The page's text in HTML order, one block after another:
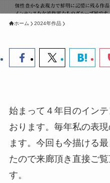
ホーム 2024年作品
始まって４年目のイン
おります。毎年私の表
ます。今回も今描ける
たので来廊頂き直接ご
す。